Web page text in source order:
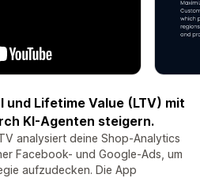
und Lifetime Value (LTV) mit
KI-Agenten steigern.
analysiert deine Shop-Analytics
Facebook- und Google-Ads, um
aufzudecken. Die App